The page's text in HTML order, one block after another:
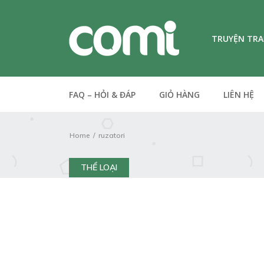
TRUYỆN
FAQ – HỎI & ĐÁP GIỎ HÀNG LIÊN HỆ
Home ruzatori
THỂ LOẠI